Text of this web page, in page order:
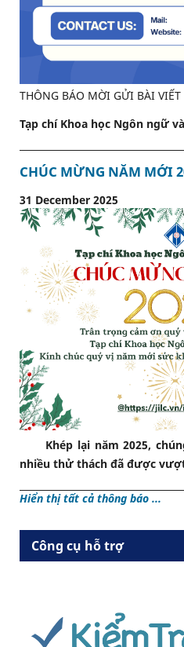
THÔNG BÁO MỜI GỬI BÀI VIẾT
Tạp chí Khoa học Ngôn ngữ
CHÚC MỪNG NĂM MỚI
31 December 2025
Khép lại năm 2025,
nhiều thử thách đã được
Hiển thị tất cả thông báo ...
Công cụ hỗ trợ